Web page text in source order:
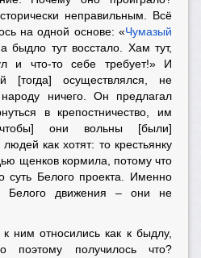
неправильным. Всё
на одной основе: «Чумазый
быдло тут восстало. Хам тут,
и что-то себе требует!» И
[тогда] осуществлялся, не
ничего. Он предлагал
в крепостничество, им
они вольны [были]
как хотят: то крестьянку
щенков кормила, потому что
суть Белого проекта. Именно
Белого движения – они не
ним относились как к быдлу,
получилось что?